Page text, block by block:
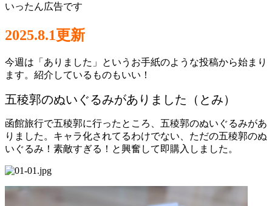
いったん広告です
2025.8.1更新
今週は「ありました」というお手紙のような投稿から始まり
ます。紹介しているものもいい！
五稜郭のぬいぐるみがありました（とみ）
函館旅行で五稜郭に行ったところ、五稜郭のぬいぐるみがあ
りました。キャラ化されてるわけでない、ただの五稜郭のぬ
いぐるみ！素敵すぎる！と興奮して即購入しました。